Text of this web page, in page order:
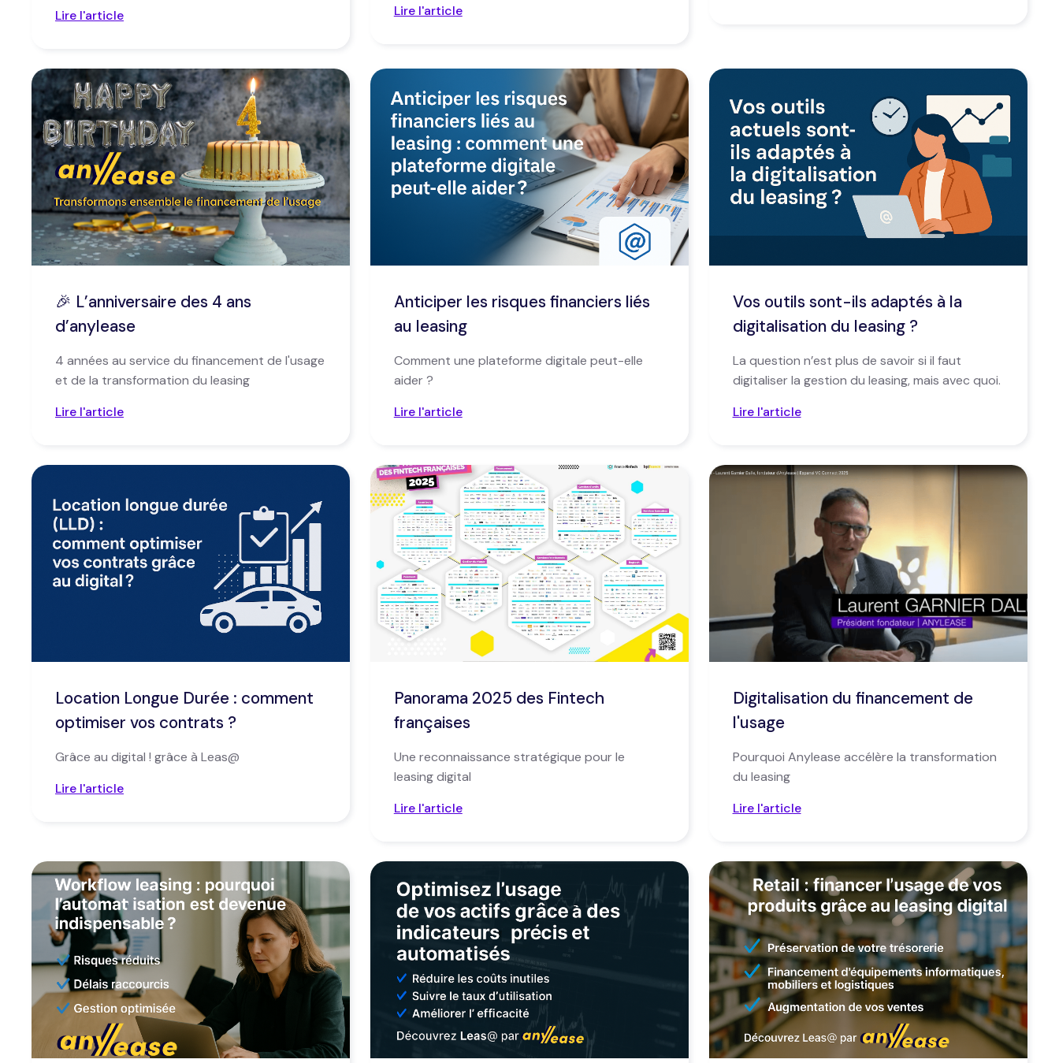
Lire l'article
Lire l'article
🎉 L’anniversaire des 4 ans
d’anylease
4 années au service du financement de l'usage
et de la transformation du leasing
Lire l'article
Anticiper les risques financiers liés
au leasing
Comment une plateforme digitale peut-elle
aider ?
Lire l'article
Vos outils sont-ils adaptés à la
digitalisation du leasing ?
La question n’est plus de savoir si il faut
digitaliser la gestion du leasing, mais avec quoi.
Lire l'article
Location Longue Durée : comment
optimiser vos contrats ?
Grâce au digital ! grâce à Leas@
Lire l'article
Panorama 2025 des Fintech
françaises
Une reconnaissance stratégique pour le
leasing digital
Lire l'article
Digitalisation du financement de
l'usage
Pourquoi Anylease accélère la transformation
du leasing
Lire l'article